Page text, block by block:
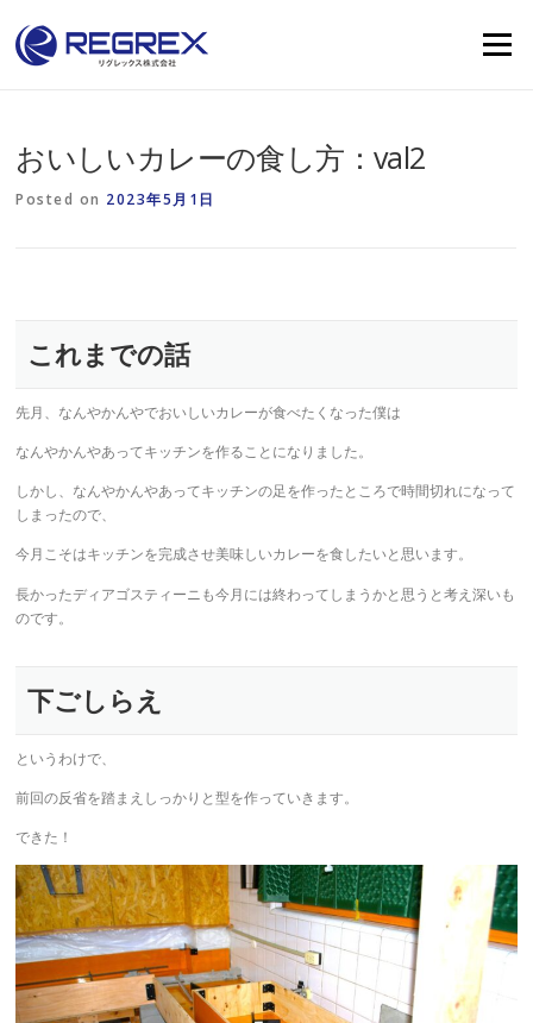
content
Menu
おいしいカレーの食し方：val2
Posted on 2023年5月1日
これまでの話
先月、なんやかんやでおいしいカレーが食べたくなった僕は
なんやかんやあってキッチンを作ることになりました。
しかし、なんやかんやあってキッチンの足を作ったところで時間切れになって
しまったので、
今月こそはキッチンを完成させ美味しいカレーを食したいと思います。
長かったディアゴスティーニも今月には終わってしまうかと思うと考え深いも
のです。
下ごしらえ
というわけで、
前回の反省を踏まえしっかりと型を作っていきます。
できた！